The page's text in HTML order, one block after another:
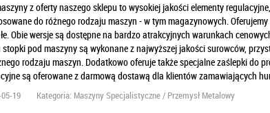
z oferty naszego sklepu to wysokiej jakości elementy
do różnego rodzaju maszyn - w tym magazynowych.
Obie wersje są dostępne na bardzo atrakcyjnych warunkach
stopki pod maszyny są wykonane z najwyższej jakości surowców,
rodzaju maszyn. Dodatkowo oferuje także specjalne zaślepki do
są oferowane z darmową dostawą dla klientów zamawiających
19 Kategoria: Maszyny Specjalistyczne / Przemysł Metalowy